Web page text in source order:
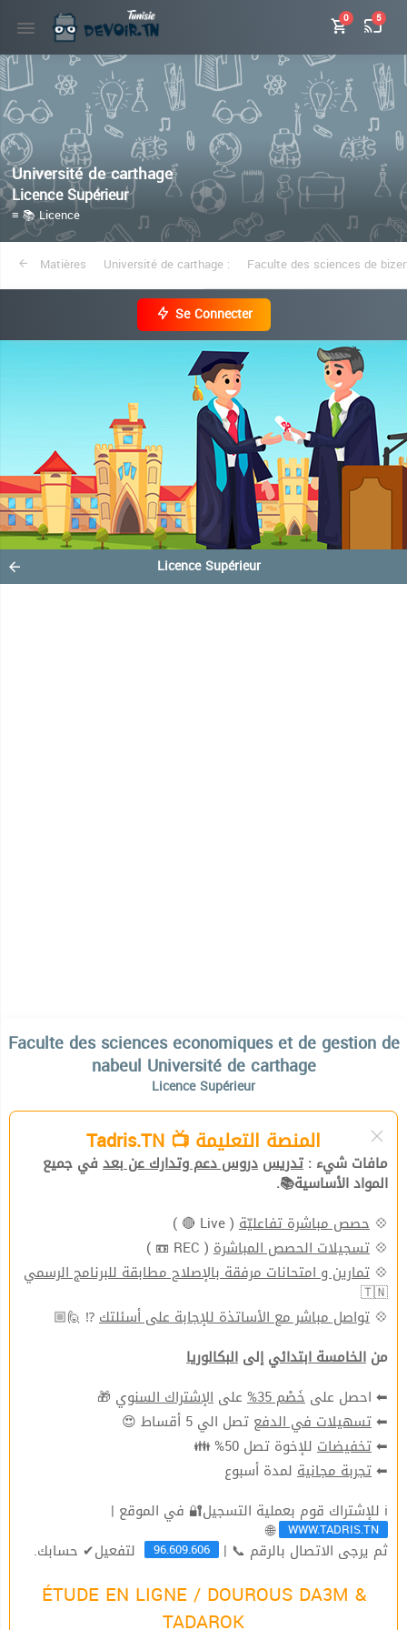
0 5
Université de carthage
Licence Supérieur
≡ 📚 Licence
Matières Université de carthage : Faculte des sciences de
Se Connecter
Licence Supérieur
Faculte des sciences economiques et de gestion de
nabeul Université de carthage
Licence Supérieur
المنصة التعليمة 📺 Tadris.TN
مافات شيء : تدريس دروس دعم وتدارك عن بعد في جميع
المواد الأساسية📚.
💠 حصص مباشرة تفاعليّة ( Live 🔴 )
💠 تسجيلات الحصص المباشرة ( REC 📼 )
💠 تمارين و امتحانات مرفقة بالإصلاح مطابقة للبرنامج الرسمي
🇹🇳
💠 تواصل مباشر مع الأساتذة للإجابة على أسئلتك⁉ 🙋🏼
من الخامسة ابتدائي إلى البكالوريا
⬅ احصل على خَصْم 35% على الإشتراك السنوي 🎁
⬅تسهيلات في الدفع تصل الي 5 أقساط 😍
⬅تخفيضات للإخوة تصل 50% 👪
⬅تجربة مجانية لمدة أسبوع
ℹ للإشتراك قوم بعملية التسجيل🔐 في الموقع |
WWW.TADRIS.TN
🌐
ثم يرجى الاتصال بالرقم 📞 | 96.609.606 لتفعيل✔ حسابك.
ÉTUDE EN LIGNE / DOUROUS DA3M &
TADAROK